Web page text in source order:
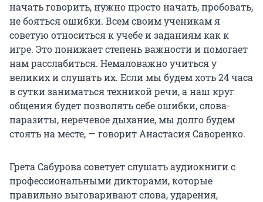
начать говорить, нужно просто начать, пробовать,
не бояться ошибки. Всем своим ученикам я
советую относиться к учебе и заданиям как к
игре. Это понижает степень важности и помогает
нам расслабиться. Немаловажно учиться у
великих и слушать их. Если мы будем хоть 24 часа
в сутки заниматься техникой речи, а наш круг
общения будет позволять себе ошибки, слова-
паразиты, неречевое дыхание, мы долго будем
стоять на месте, — говорит Анастасия Саворенко.
Грета Сабурова советует слушать аудиокниги с
профессиональными дикторами, которые
правильно выговаривают слова, ударения,